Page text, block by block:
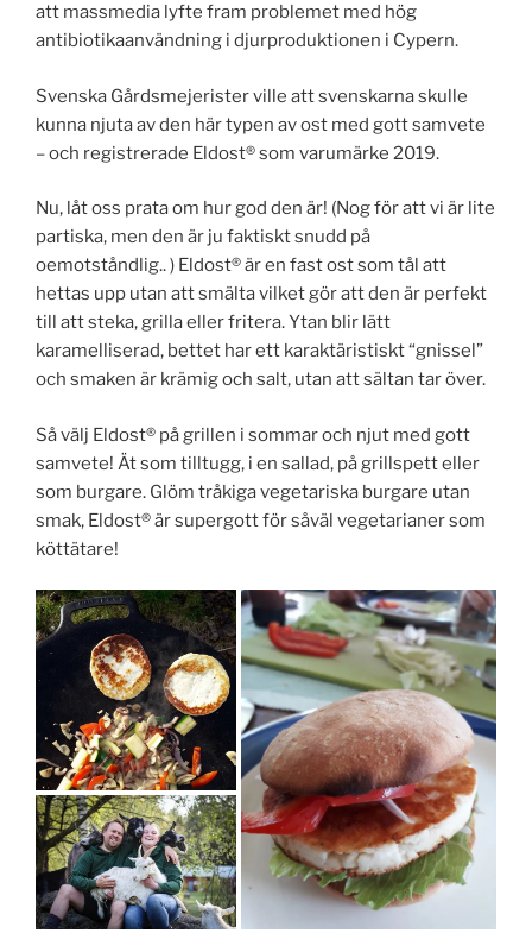
att massmedia lyfte fram problemet med hög
antibiotikaanvändning i djurproduktionen i Cypern.
Svenska Gårdsmejerister ville att svenskarna skulle
kunna njuta av den här typen av ost med gott samvete
– och registrerade Eldost®️ som varumärke 2019.
Nu, låt oss prata om hur god den är! (Nog för att vi är lite
partiska, men den är ju faktiskt snudd på
oemotståndlig.. ) Eldost®️ är en fast ost som tål att
hettas upp utan att smälta vilket gör att den är perfekt
till att steka, grilla eller fritera. Ytan blir lätt
karamelliserad, bettet har ett karaktäristiskt “gnissel”
och smaken är krämig och salt, utan att sältan tar över.
Så välj Eldost®️ på grillen i sommar och njut med gott
samvete! Ät som tilltugg, i en sallad, på grillspett eller
som burgare. Glöm tråkiga vegetariska burgare utan
smak, Eldost®️ är supergott för såväl vegetarianer som
köttätare!